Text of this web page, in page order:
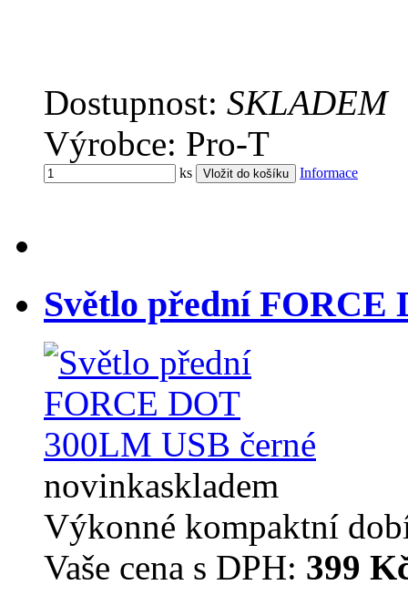
Dostupnost: SKLADEM
Výrobce: Pro-T
ks Informace
Světlo přední FORCE
novinkaskladem
Výkonné kompaktní
Vaše cena s DPH: 399